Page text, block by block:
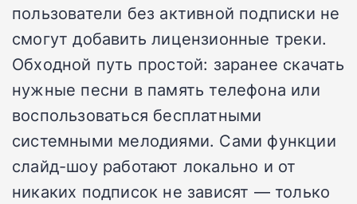
пользователи без активной подписки не
смогут добавить лицензионные треки.
Обходной путь простой: заранее скачать
нужные песни в память телефона или
воспользоваться бесплатными
системными мелодиями. Сами функции
слайд-шоу работают локально и от
никаких подписок не зависят — только